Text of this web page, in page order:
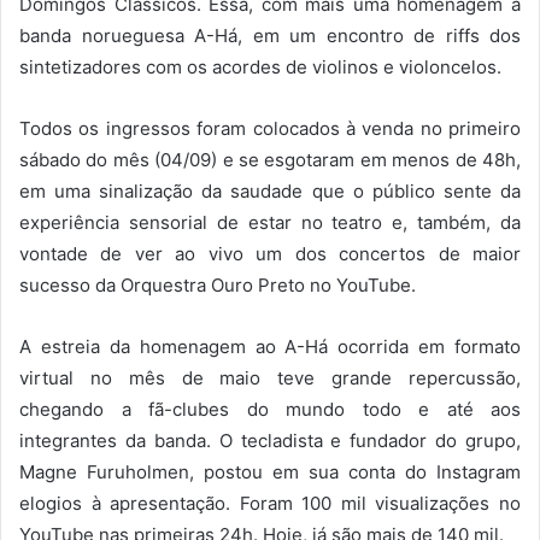
Domingos Clássicos. Essa, com mais uma homenagem à
banda norueguesa A-Há, em um encontro de riffs dos
sintetizadores com os acordes de violinos e violoncelos.
Todos os ingressos foram colocados à venda no primeiro
sábado do mês (04/09) e se esgotaram em menos de 48h,
em uma sinalização da saudade que o público sente da
experiência sensorial de estar no teatro e, também, da
vontade de ver ao vivo um dos concertos de maior
sucesso da Orquestra Ouro Preto no YouTube.
A estreia da homenagem ao A-Há ocorrida em formato
virtual no mês de maio teve grande repercussão,
chegando a fã-clubes do mundo todo e até aos
integrantes da banda. O tecladista e fundador do grupo,
Magne Furuholmen, postou em sua conta do Instagram
elogios à apresentação. Foram 100 mil visualizações no
YouTube nas primeiras 24h. Hoje, já são mais de 140 mil.